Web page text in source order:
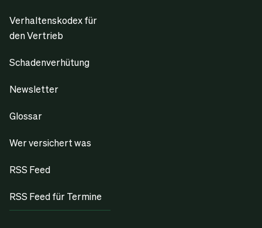
Verhaltenskodex für
den Vertrieb
Schadenverhütung
Newsletter
Glossar
Wer versichert was
RSS Feed
RSS Feed für Termine